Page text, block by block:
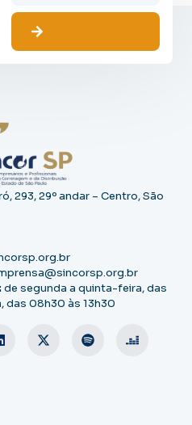
293, 29º andar – Centro, São
de segunda a quinta-feira, das
das 08h30 às 13h30